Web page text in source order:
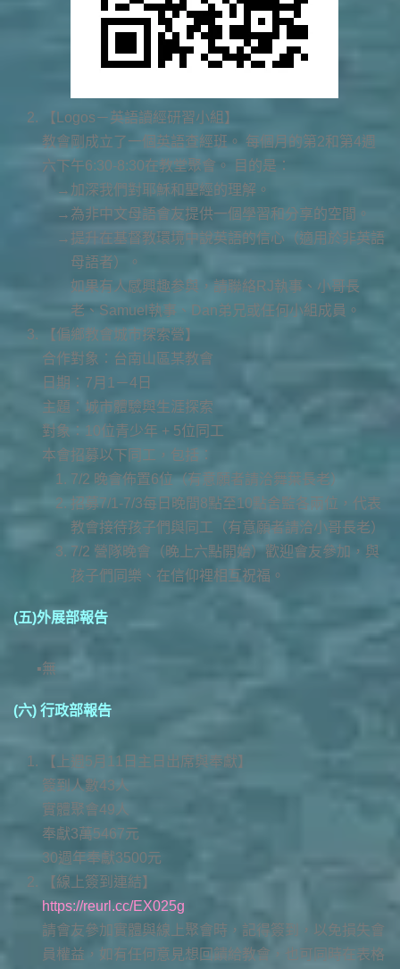
【Logos－英語讀經研習小組】
教會剛成立了一個英語查經班。 每個月的第2和第4週
六下午6:30-8:30在教堂聚會。 目的是：
加深我們對耶穌和聖經的理解。
為非中文母語會友提供一個學習和分享的空間。
提升在基督教環境中說英語的信心（適用於非英語
母語者）。
如果有人感興趣参與，請聯絡RJ執事、小哥長
老、Samuel執事、Dan弟兄或任何小組成員。
【偏鄉教會城市探索營】
合作對象：台南山區某教會
日期：7月1－4日
主題：城市體驗與生涯探索
對象：10位青少年 + 5位同工
本會招募以下同工，包括：
7/2 晚會佈置6位（有意願者請洽舞葉長老）
招募7/1-7/3每日晚間8點至10點舍監各兩位，代表
教會接待孩子們與同工（有意願者請洽小哥長老）
7/2 營隊晚會（晚上六點開始）歡迎會友參加，與
孩子們同樂、在信仰裡相互祝福。
(五)外展部報告
無
(六) 行政部報告
【上週5月11日主日出席與奉獻】
簽到人數43人
實體聚會49人
奉獻3萬5467元
30週年奉獻3500元
【線上簽到連結】
https://reurl.cc/EX025g
請會友參加實體與線上聚會時，記得簽到，以免損失會
員權益，如有任何意見想回饋給教會，也可同時在表格